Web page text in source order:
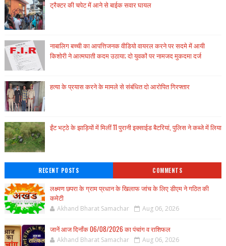
ट्रैक्टर की चपेट में आने से बाईक सवार घायल
नाबालिग बच्ची का आपत्तिजनक वीडियो वायरल करने पर सदमे में आयी
किशोरी ने आत्मघाती कदम उठाया; दो युवकों पर नामजद मुकदमा दर्ज
हत्या के प्रयास करने के मामले से संबंधित दो आरोपित गिरफ्तार
ईंट भट्ठे के झाड़ियों में मिलीं 11 पुरानी इक्साईड बैटरियां, पुलिस ने कब्जे में लिया
RECENT POSTS COMMENTS
लक्ष्मण छपरा के ग्राम प्रधान के खिलाफ जांच के लिए डीएम ने गठित की
कमेटी
Akhand Bharat Samachar Aug 06, 2026
जानें आज दिनाँक 06/08/2026 का पंचांग व राशिफल
Akhand Bharat Samachar Aug 06, 2026